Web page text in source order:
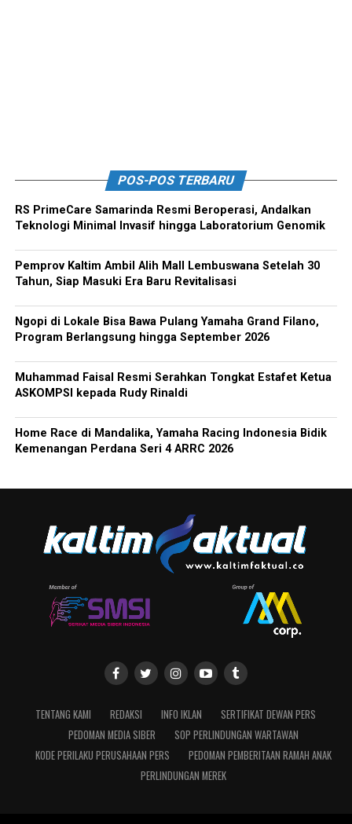
POS-POS TERBARU
RS PrimeCare Samarinda Resmi Beroperasi, Andalkan
Teknologi Minimal Invasif hingga Laboratorium Genomik
Pemprov Kaltim Ambil Alih Mall Lembuswana Setelah 30
Tahun, Siap Masuki Era Baru Revitalisasi
Ngopi di Lokale Bisa Bawa Pulang Yamaha Grand Filano,
Program Berlangsung hingga September 2026
Muhammad Faisal Resmi Serahkan Tongkat Estafet Ketua
ASKOMPSI kepada Rudy Rinaldi
Home Race di Mandalika, Yamaha Racing Indonesia Bidik
Kemenangan Perdana Seri 4 ARRC 2026
TENTANG KAMI REDAKSI INFO IKLAN
SERTIFIKAT DEWAN PERS
PEDOMAN MEDIA SIBER
SOP PERLINDUNGAN WARTAWAN
KODE PERILAKU PERUSAHAAN PERS
PEDOMAN PEMBERITAAN RAMAH ANAK
PERLINDUNGAN MEREK